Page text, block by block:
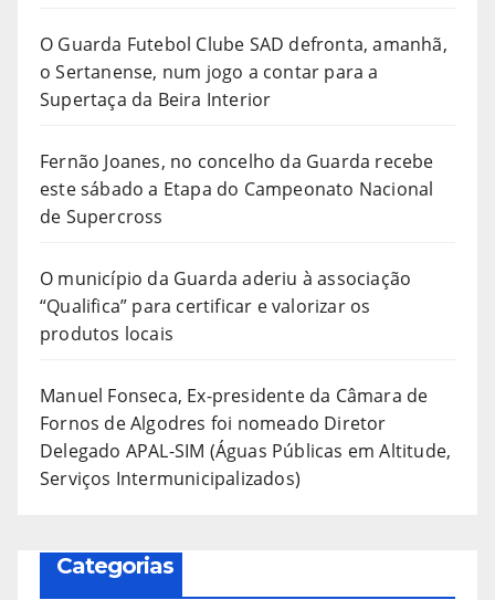
O Guarda Futebol Clube SAD defronta, amanhã,
o Sertanense, num jogo a contar para a
Supertaça da Beira Interior
Fernão Joanes, no concelho da Guarda recebe
este sábado a Etapa do Campeonato Nacional
de Supercross
O município da Guarda aderiu à associação
“Qualifica” para certificar e valorizar os
produtos locais
Manuel Fonseca, Ex-presidente da Câmara de
Fornos de Algodres foi nomeado Diretor
Delegado APAL-SIM (Águas Públicas em Altitude,
Serviços Intermunicipalizados)
Categorias